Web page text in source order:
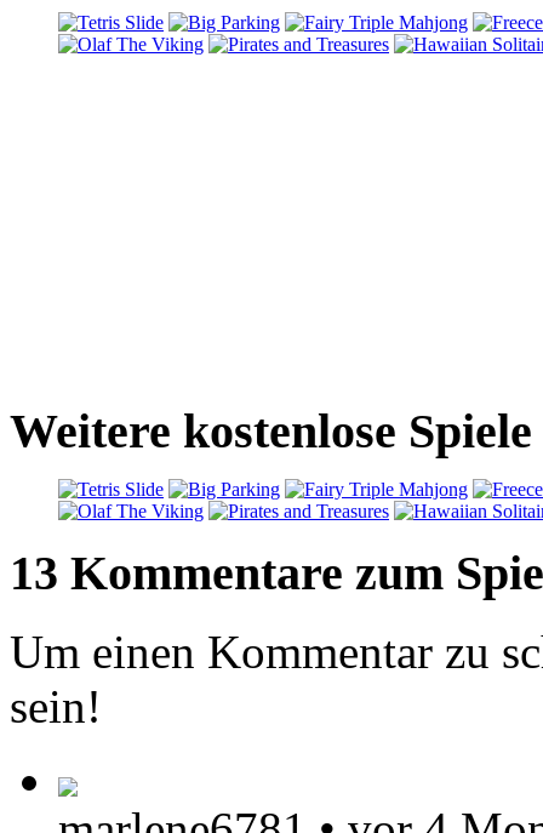
Weitere kostenlose
13 Kommentare zum
Um einen Kommentar zu
sein!